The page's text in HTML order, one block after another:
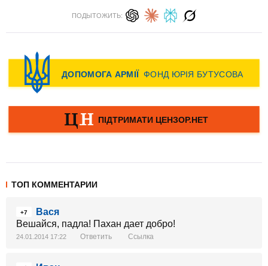
ПОДЫТОЖИТЬ:
ТОП КОММЕНТАРИИ
+7
Вася
Вешайся, падла! Пахан дает добро!
24.01.2014 17:22 Ответить Ссылка